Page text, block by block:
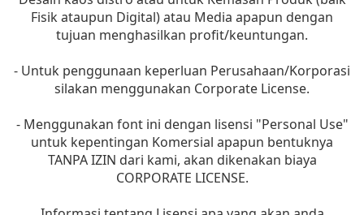
Fisik ataupun Digital) atau Media apapun dengan
tujuan menghasilkan profit/keuntungan.
- Untuk penggunaan keperluan Perusahaan/Korporasi
silakan menggunakan Corporate License.
- Menggunakan font ini dengan lisensi "Personal Use"
untuk kepentingan Komersial apapun bentuknya
TANPA IZIN dari kami, akan dikenakan biaya
CORPORATE LICENSE.